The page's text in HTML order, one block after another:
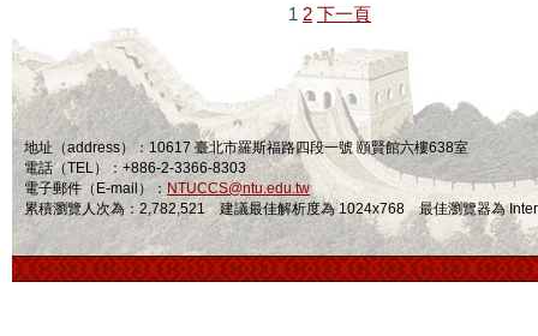
1 2 下一頁
地址（address）：10617 臺北市羅斯福路四段一號 頤賢館六樓638室
電話（TEL）：+886-2-3366-8303
電子郵件（E-mail）： NTUCCS@ntu.edu.tw
累積瀏覽人次為：2,782,521 建議最佳解析度為 1024x768 最佳瀏覽器為